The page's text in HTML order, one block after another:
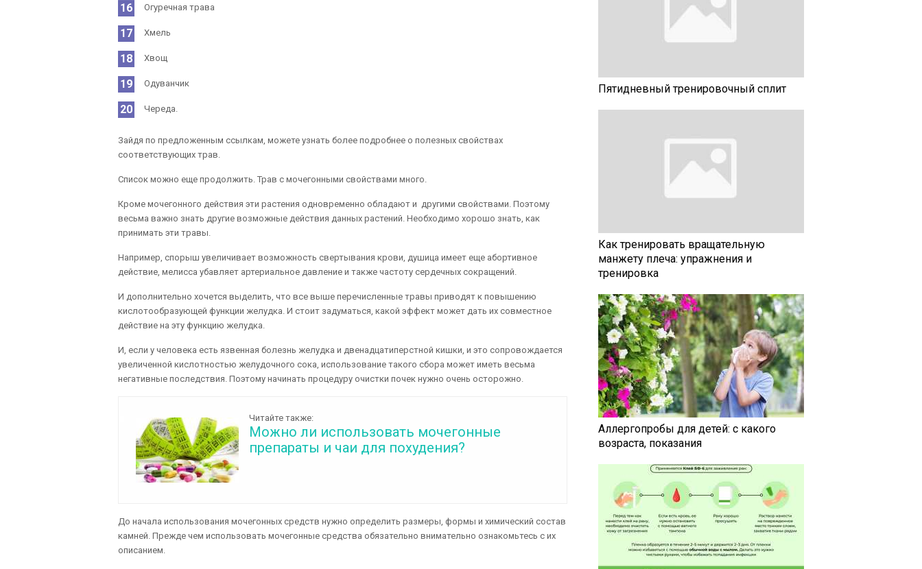
Огуречная трава
Хмель
Хвощ
Одуванчик
Череда.
Зайдя по предложенным ссылкам, можете узнать более подробнее о полезных свойствах
соответствующих трав.
Список можно еще продолжить. Трав с мочегонными свойствами много.
Кроме мочегонного действия эти растения одновременно обладают и другими свойствами. Поэтому
весьма важно знать другие возможные действия данных растений. Необходимо хорошо знать, как
принимать эти травы.
Например, спорыш увеличивает возможность свертывания крови, душица имеет еще абортивное
действие, мелисса убавляет артериальное давление и также частоту сердечных сокращений.
И дополнительно хочется выделить, что все выше перечисленные травы приводят к повышению
кислотообразующей функции желудка. И стоит задуматься, какой эффект может дать их совместное
действие на эту функцию желудка.
И, если у человека есть язвенная болезнь желудка и двенадцатиперстной кишки, и это сопровождается
увеличенной кислотностью желудочного сока, использование такого сбора может иметь весьма
негативные последствия. Поэтому начинать процедуру очистки почек нужно очень осторожно.
Читайте также:
Можно ли использовать мочегонные
препараты и чаи для похудения?
До начала использования мочегонных средств нужно определить размеры, формы и химический состав
камней. Прежде чем использовать мочегонные средства обязательно внимательно ознакомьтесь с их
описанием.
Пятидневный тренировочный сплит
Как тренировать вращательную
манжету плеча: упражнения и
тренировка
Аллергопробы для детей: с какого
возраста, показания